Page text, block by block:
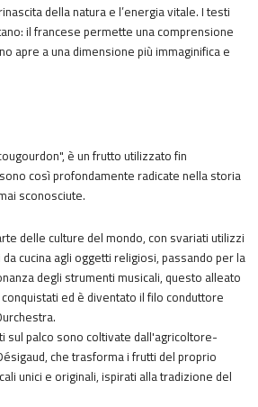
della natura e l’energia vitale. I testi
il francese permette una comprensione
apre a una dimensione più immaginifica e
è un frutto utilizzato fin
così profondamente radicate nella storia
sconosciute.
delle culture del mondo, con svariati utilizzi
cucina agli oggetti religiosi, passando per la
degli strumenti musicali, questo alleato
ed è diventato il filo conduttore
sul palco sono coltivate dall'agricoltore-
che trasforma i frutti del proprio
unici e originali, ispirati alla tradizione del